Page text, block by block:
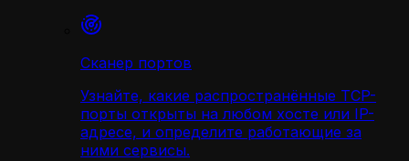
Сканер портов
Узнайте, какие распространённые TCP-
порты открыты на любом хосте или IP-
адресе, и определите работающие за
ними сервисы.